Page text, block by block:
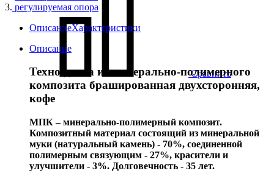
Сравнить
3. регулируемая опора
ОписаниеХарактеристики
Описание
Техно-доска из минерально-полимерного
композита брашированная двухсторонняя,
кофе
МПК – минерально-полимерный композит.
Композитный материал состоящий из минеральной
муки (натуральный камень) - 70%, соединенной
полимерным связующим - 27%, красители и
улучшители - 3%. Долговечность - 35 лет.